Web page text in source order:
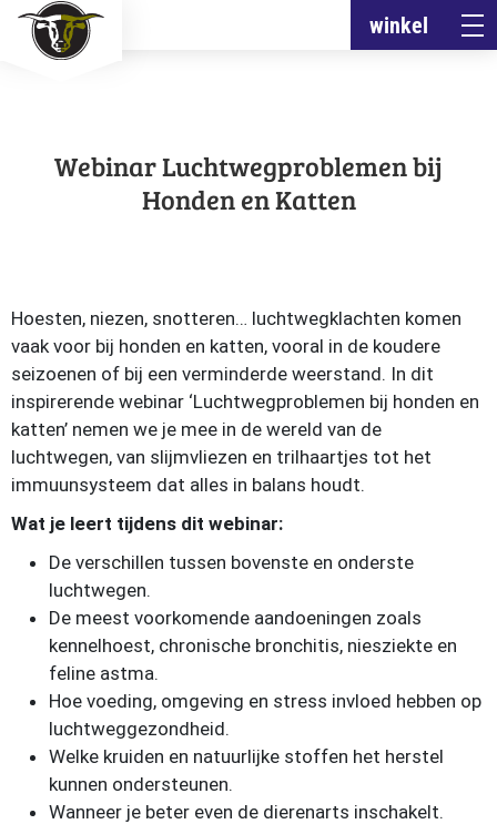
winkel
Webinar Luchtwegproblemen bij
Honden en Katten
Hoesten, niezen, snotteren… luchtwegklachten komen
vaak voor bij honden en katten, vooral in de koudere
seizoenen of bij een verminderde weerstand. In dit
inspirerende webinar ‘Luchtwegproblemen bij honden en
katten’ nemen we je mee in de wereld van de
luchtwegen, van slijmvliezen en trilhaartjes tot het
immuunsysteem dat alles in balans houdt.
Wat je leert tijdens dit webinar:
De verschillen tussen bovenste en onderste
luchtwegen.
De meest voorkomende aandoeningen zoals
kennelhoest, chronische bronchitis, niesziekte en
feline astma.
Hoe voeding, omgeving en stress invloed hebben op
luchtweggezondheid.
Welke kruiden en natuurlijke stoffen het herstel
kunnen ondersteunen.
Wanneer je beter even de dierenarts inschakelt.